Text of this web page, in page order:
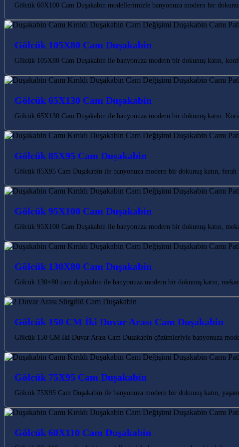
Gölcük 60X100 Cam Duşakabin modellerimizle banyonuza modern bir
Gölcük 105X80 Cam Duşakabin
Gölcük 105X80 Cam Duşakabin ile banyonuza modern bir dokunuş katın,
Gölcük 65X130 Cam Duşakabin
Gölcük 65X130 Cam Duşakabin ile banyonuza modern bir dokunuş katın.
Gölcük 85X95 Cam Duşakabin
Gölcük 85X95 Cam Duşakabin ile banyonuza modern bir dokunuş katın,
Gölcük 95X100 Cam Duşakabin
Gölcük 95X100 Cam Duşakabin ile banyonuza modern bir dokunuş katın,
Gölcük 130X80 Cam Duşakabin
Gölcük 130×80 cam duşakabin ile banyonuza modern bir dokunuş katın,
Gölcük 150 CM İki Duvar Arası Cam Duşakabin
Gölcük 150 CM İki Duvar Arası Cam Duşakabin çözümleriyle banyonuza
Gölcük 75X95 Cam Duşakabin
Gölcük 75X95 Cam Duşakabin ile banyonuza modern bir dokunuş katın,
Gölcük 60X110 Cam Duşakabin